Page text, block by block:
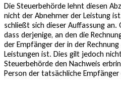
Die Steuerbehörde lehnt diesen
nicht der Abnehmer der Leistung
schließt sich dieser Auffassung an.
dass derjenige, an den die
der Empfänger der in der
Leistungen ist. Dies gilt jedoch
Steuerbehörde den Nachweis
Person der tatsächliche